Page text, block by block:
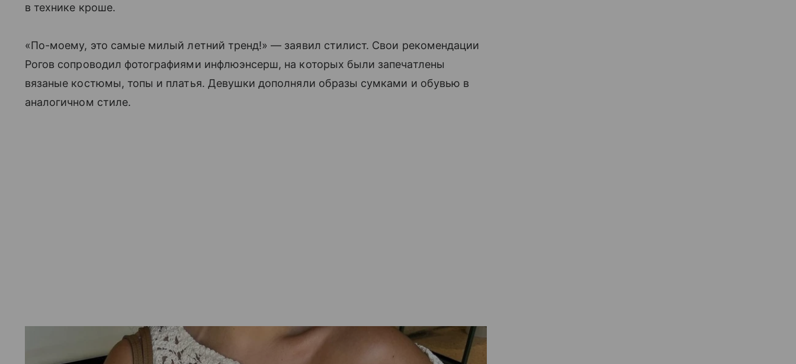
в технике кроше.
«По-моему, это самые милый летний тренд!» — заявил стилист. Свои рекомендации
Рогов сопроводил фотографиями инфлюэнсерш, на которых были запечатлены
вязаные костюмы, топы и платья. Девушки дополняли образы сумками и обувью в
аналогичном стиле.